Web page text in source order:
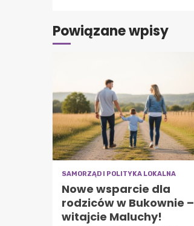
Powiązane wpisy
SAMORZĄD I POLITYKA LOKALNA
Nowe wsparcie dla
rodziców w Bukownie –
witajcie Maluchy!